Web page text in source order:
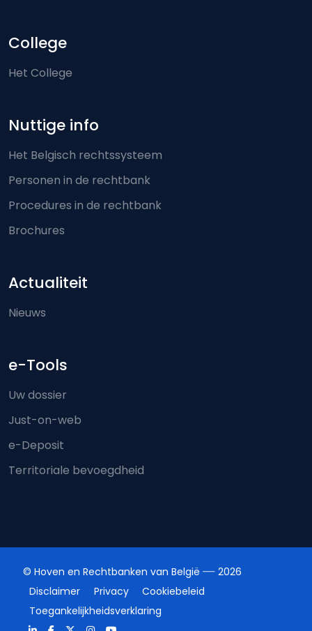
College
Het College
Nuttige info
Het Belgisch rechtssysteem
Personen in de rechtbank
Procedures in de rechtbank
Brochures
Actualiteit
Nieuws
e-Tools
Uw dossier
Just-on-web
e-Deposit
Territoriale bevoegdheid
© Hoven en Rechtbanken van België
2026
Disclaimer
Privacy
Cookiebeleid
Toegankelijkheidsverklaring